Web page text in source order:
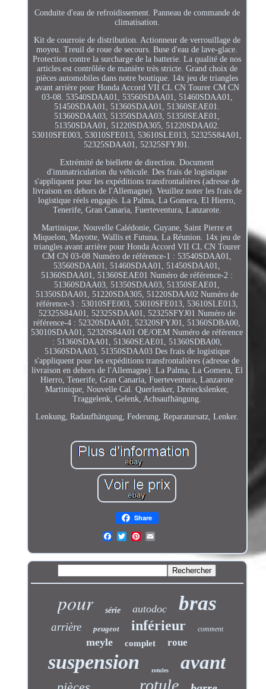
Conduite d'eau de refroidissement. Panneau de commande de
climatisation.
Kit de courroie de distribution. Actionneur de verrouillage de
moyeu. Treuil de roue de secours. Buse d'eau de lave-glace.
Protection contre la surcharge de la batterie. La qualité de nos
articles est contrôlée de manière très stricte. Grand choix de
pièces automobiles dans notre boutique. 14x jeu de triangles
avant arrière pour Honda Accord VII CL CN Tourer CM CN
03-08. 53540SDAA01, 53560SDAA01, 51460SDAA01,
51450SDAA01, 51360SDAA01, 51360SEAE01.
51360SDAA03, 51350SDAA03, 51350SEAE01,
51350SDAA01, 51220SDA305, 51220SDAA02.
53010SFE003, 53010SFE013, 53610SLE013, 52325S84A01,
52325SDAA01, 52325SFYJ01.
Extrémité de biellette de direction. Document
d'immatriculation du véhicule. Des frais de logistique
s'appliquent pour les expéditions transfrontalières (adresse de
livraison en dehors de l'Allemagne). Veuillez noter les frais de
logistique réels engagés. La Palma, La Gomera, El Hierro,
Tenerife, Gran Canaria, Fuerteventura, Lanzarote.
Martinique, Nouvelle Calédonie, Guyane, Saint Pierre et
Miquelon, Mayotte, Wallis et Futuna, La Réunion. 14x jeu de
triangles avant arrière pour Honda Accord VII CL CN Tourer
CM CN 03-08 Numéro de référence-1 : 53540SDAA01,
53560SDAA01, 51460SDAA01, 51450SDAA01,
51360SDAA01, 51360SEAE01 Numéro de référence-2 :
51360SDAA03, 51350SDAA03, 51350SEAE01,
51350SDAA01, 51220SDA305, 51220SDAA02 Numéro de
référence-3 : 53010SFE003, 53010SFE013, 53610SLE013,
52325S84A01, 52325SDAA01, 52325SFYJ01 Numéro de
référence-4 : 52320SDAA01, 52320SFYJ01, 51360SDBA00,
53010SDAA01, 52320S84A01 OE/OEM Numéro de référence
: 51360SDAA01, 51360SEAE01, 51360SDBA00,
51360SDAA03, 51350SDAA03 Des frais de logistique
s'appliquent pour les expéditions transfrontalières (adresse de
livraison en dehors de l'Allemagne). La Palma, La Gomera, El
Hierro, Tenerife, Gran Canaria, Fuerteventura, Lanzarote
Martinique, Nouvelle Cal. Querlenker, Dreieckslenker,
Traggelenk, Gelenk, Achsaufhängung.
Lenkung, Radaufhängung, Federung, Reparatursatz, Lenker.
Share
pour série autodoc bras
arrière peugeot inférieur comment
meyle complet roue
suspension rotules avant
rotule